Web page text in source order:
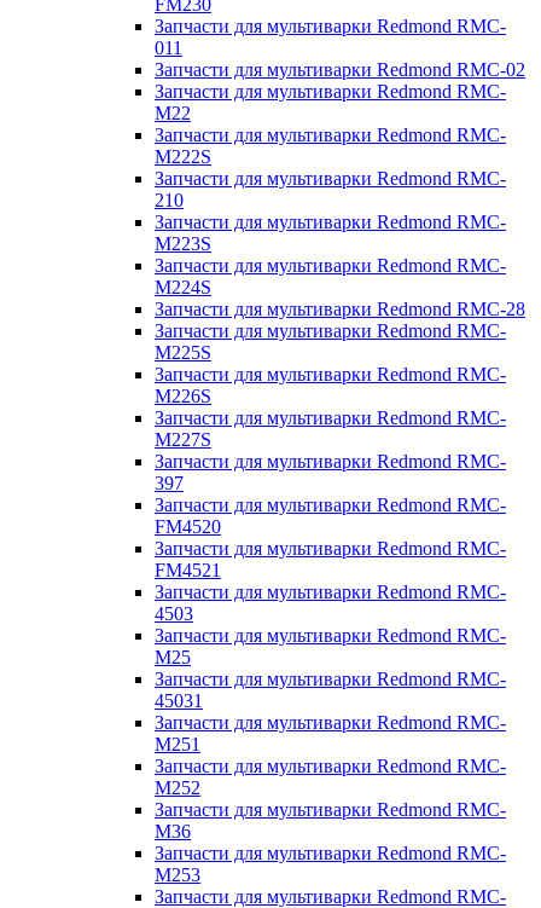
FM230
Запчасти для мультиварки Redmond RMC-
011
Запчасти для мультиварки Redmond RMC-02
Запчасти для мультиварки Redmond RMC-
M22
Запчасти для мультиварки Redmond RMC-
M222S
Запчасти для мультиварки Redmond RMC-
210
Запчасти для мультиварки Redmond RMC-
M223S
Запчасти для мультиварки Redmond RMC-
M224S
Запчасти для мультиварки Redmond RMC-28
Запчасти для мультиварки Redmond RMC-
M225S
Запчасти для мультиварки Redmond RMC-
M226S
Запчасти для мультиварки Redmond RMC-
M227S
Запчасти для мультиварки Redmond RMC-
397
Запчасти для мультиварки Redmond RMC-
FM4520
Запчасти для мультиварки Redmond RMC-
FM4521
Запчасти для мультиварки Redmond RMC-
4503
Запчасти для мультиварки Redmond RMC-
M25
Запчасти для мультиварки Redmond RMC-
45031
Запчасти для мультиварки Redmond RMC-
M251
Запчасти для мультиварки Redmond RMC-
M252
Запчасти для мультиварки Redmond RMC-
M36
Запчасти для мультиварки Redmond RMC-
M253
Запчасти для мультиварки Redmond RMC-